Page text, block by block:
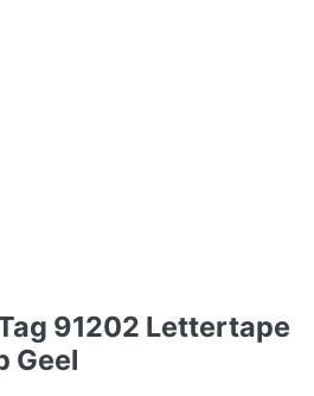
91202 Lettertape
Geel